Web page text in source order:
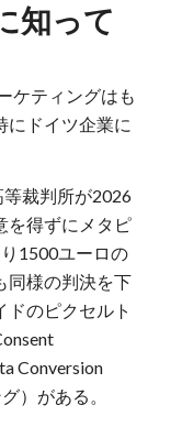
知って
ケティングはも
にドイツ企業に
裁判所が2026
を得ずにメタピ
1500ユーロの
同様の判決を下
ドのピクセルト
Conversion
）がある。